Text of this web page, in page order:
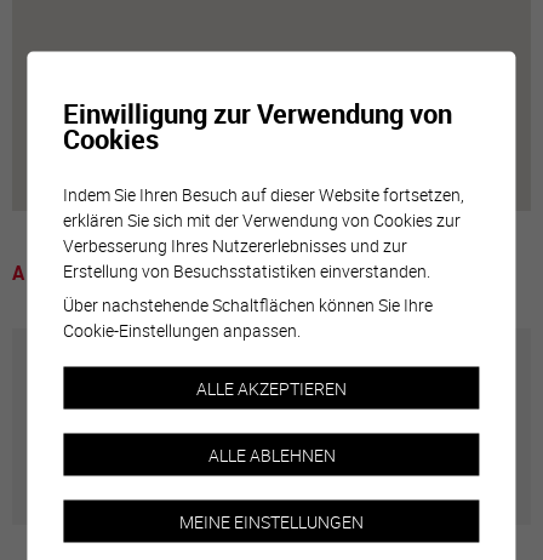
A voir
Annuaire communal
Adresses utiles en ville de Sierre
Einwilligung zur Verwendung von
Cookies
Indem Sie Ihren Besuch auf dieser Website fortsetzen,
erklären Sie sich mit der Verwendung von Cookies zur
Verbesserung Ihres Nutzererlebnisses und zur
Erstellung von Besuchsstatistiken einverstanden.
Über nachstehende Schaltflächen können Sie Ihre
Cookie-Einstellungen anpassen.
ALLE AKZEPTIEREN
ALLE ABLEHNEN
MEINE EINSTELLUNGEN